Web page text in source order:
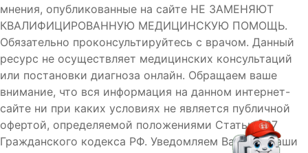
мнения, опубликованные на сайте НЕ ЗАМЕНЯЮТ
КВАЛИФИЦИРОВАННУЮ МЕДИЦИНСКУЮ ПОМОЩЬ.
Обязательно проконсультируйтесь с врачом. Данный
ресурс не осуществляет медицинских консультаций
или постановки диагноза онлайн. Обращаем ваше
внимание, что вся информация на данном интернет-
сайте ни при каких условиях не является публичной
офертой, определяемой положениями Статьи 437
Гражданского кодекса РФ. Уведомляем Вас, что Ваши